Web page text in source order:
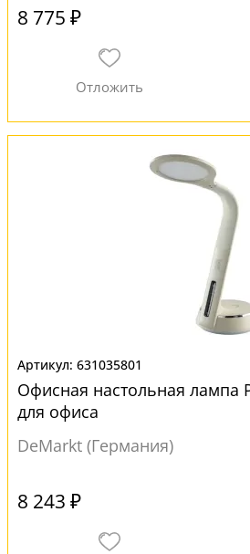
8 775 ₽
631035801
Офисная настольная лампа
для офиса
DeMarkt (Германия)
8 243 ₽